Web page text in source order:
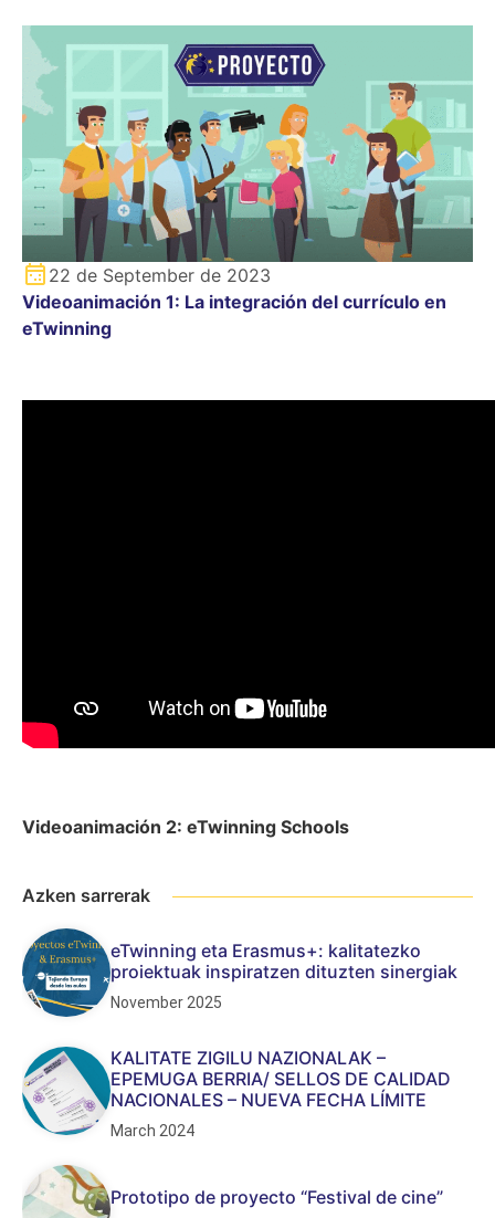
22 de September de 2023
Videoanimación 1: La integración del currículo en
eTwinning
Videoanimación 2: eTwinning Schools
Azken sarrerak
eTwinning eta Erasmus+: kalitatezko
proiektuak inspiratzen dituzten sinergiak
November 2025
KALITATE ZIGILU NAZIONALAK –
EPEMUGA BERRIA/ SELLOS DE CALIDAD
NACIONALES – NUEVA FECHA LÍMITE
March 2024
Prototipo de proyecto “Festival de cine”